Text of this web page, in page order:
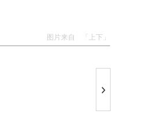
图片来自 「上下」